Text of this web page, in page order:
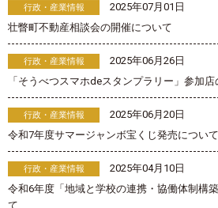
行政・産業情報
2025年07月01日
壮瞥町不動産相談会の開催について
行政・産業情報
2025年06月26日
「そうべつスマホdeスタンプラリー」参加
行政・産業情報
2025年06月20日
令和7年度サマージャンボ宝くじ発売について
行政・産業情報
2025年04月10日
令和6年度「地域と学校の連携・協働体制構
て